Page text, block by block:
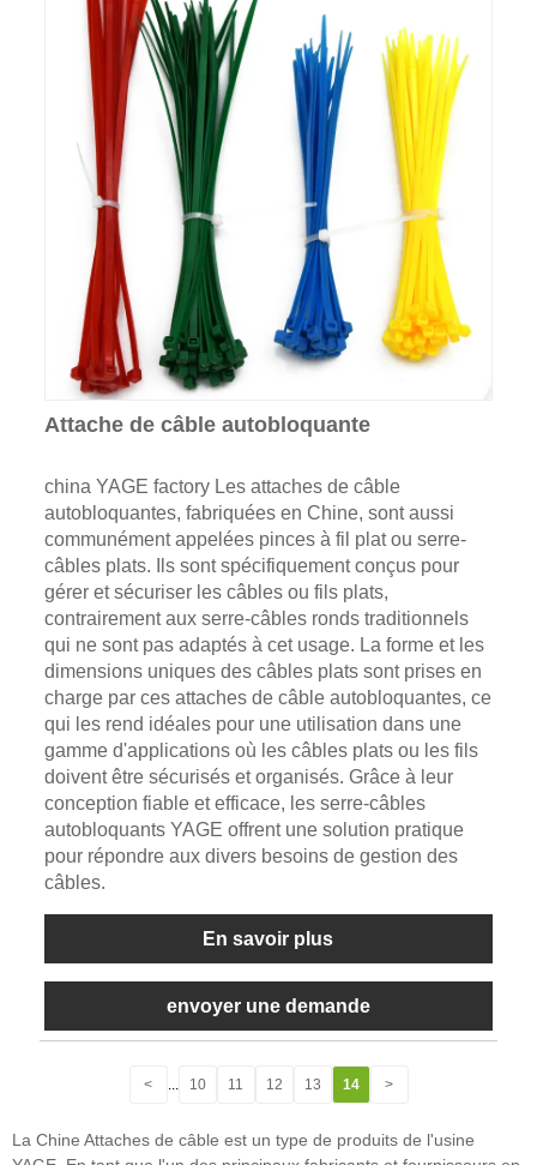
Attache de câble autobloquante
china YAGE factory Les attaches de câble
autobloquantes, fabriquées en Chine, sont aussi
communément appelées pinces à fil plat ou serre-
câbles plats. Ils sont spécifiquement conçus pour
gérer et sécuriser les câbles ou fils plats,
contrairement aux serre-câbles ronds traditionnels
qui ne sont pas adaptés à cet usage. La forme et les
dimensions uniques des câbles plats sont prises en
charge par ces attaches de câble autobloquantes, ce
qui les rend idéales pour une utilisation dans une
gamme d'applications où les câbles plats ou les fils
doivent être sécurisés et organisés. Grâce à leur
conception fiable et efficace, les serre-câbles
autobloquants YAGE offrent une solution pratique
pour répondre aux divers besoins de gestion des
câbles.
En savoir plus
envoyer une demande
< ... 10 11 12 13 14 >
La Chine Attaches de câble est un type de produits de l'usine